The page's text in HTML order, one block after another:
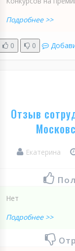
Подробнее >>
0 0
Отзыв
Екатерина
Нет
Подробнее >>